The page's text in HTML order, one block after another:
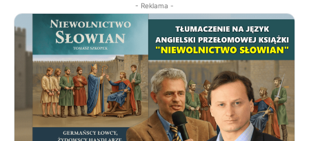
- Reklama -